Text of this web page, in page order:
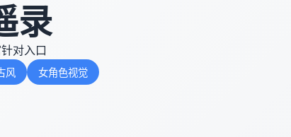
录
对入口
风 女角色视觉